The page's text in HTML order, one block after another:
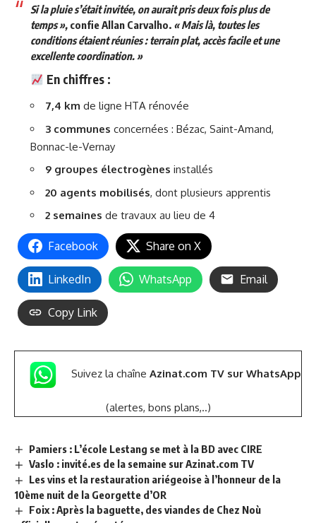
Si la pluie s’était invitée, on aurait pris deux fois plus de
temps »,confie Allan Carvalho. « Mais là, toutes les
conditions étaient réunies : terrain plat, accès facile et une
excellente coordination. »
En chiffres :
7,4 km de ligne HTA rénovée
3 communes concernées : Bézac, Saint-Amand,
Bonnac-le-Vernay
9 groupes électrogènes installés
20 agents mobilisés, dont plusieurs apprentis
2 semaines de travaux au lieu de 4
Facebook Share on X
LinkedIn WhatsApp Email
Copy Link
Suivez la chaîne Azinat.com TV sur WhatsApp
(alertes, bons plans,..)
Pamiers : L’école Lestang se met à la BD avec CIRE
Vaslo : invité.es de la semaine sur Azinat.com TV
Les vins et la restauration ariégeoise à l’honneur de la
10ème nuit de la Georgette d’OR
Foix : Après la baguette, des viandes de Chez Noù